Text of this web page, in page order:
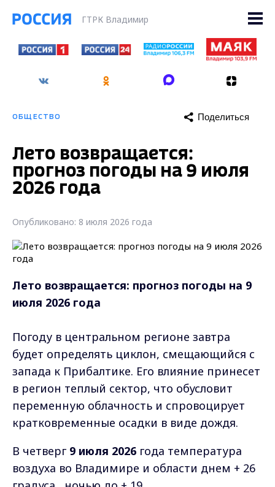
ГТРК Владимир
ОБЩЕСТВО Поделиться
Лето возвращается:
прогноз погоды на 9 июля
2026 года
Опубликовано: 8 июля 2026 года
Лето возвращается: прогноз погоды на 9
июля 2026 года
Погоду в центральном регионе завтра
будет определять циклон, смещающийся с
запада к Прибалтике. Его влияние принесет
в регион теплый сектор, что обусловит
переменную облачность и спровоцирует
кратковременные осадки в виде дождя.
В четверг 9 июля 2026 года температура
воздуха во Владимире и области днем + 26